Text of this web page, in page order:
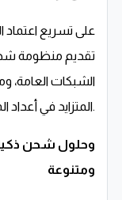
تقديم منظومة
الشبكات العامة،
المتزايد في أعداد المركبات الكهربائية في السوق المصري.
ومتنوعة